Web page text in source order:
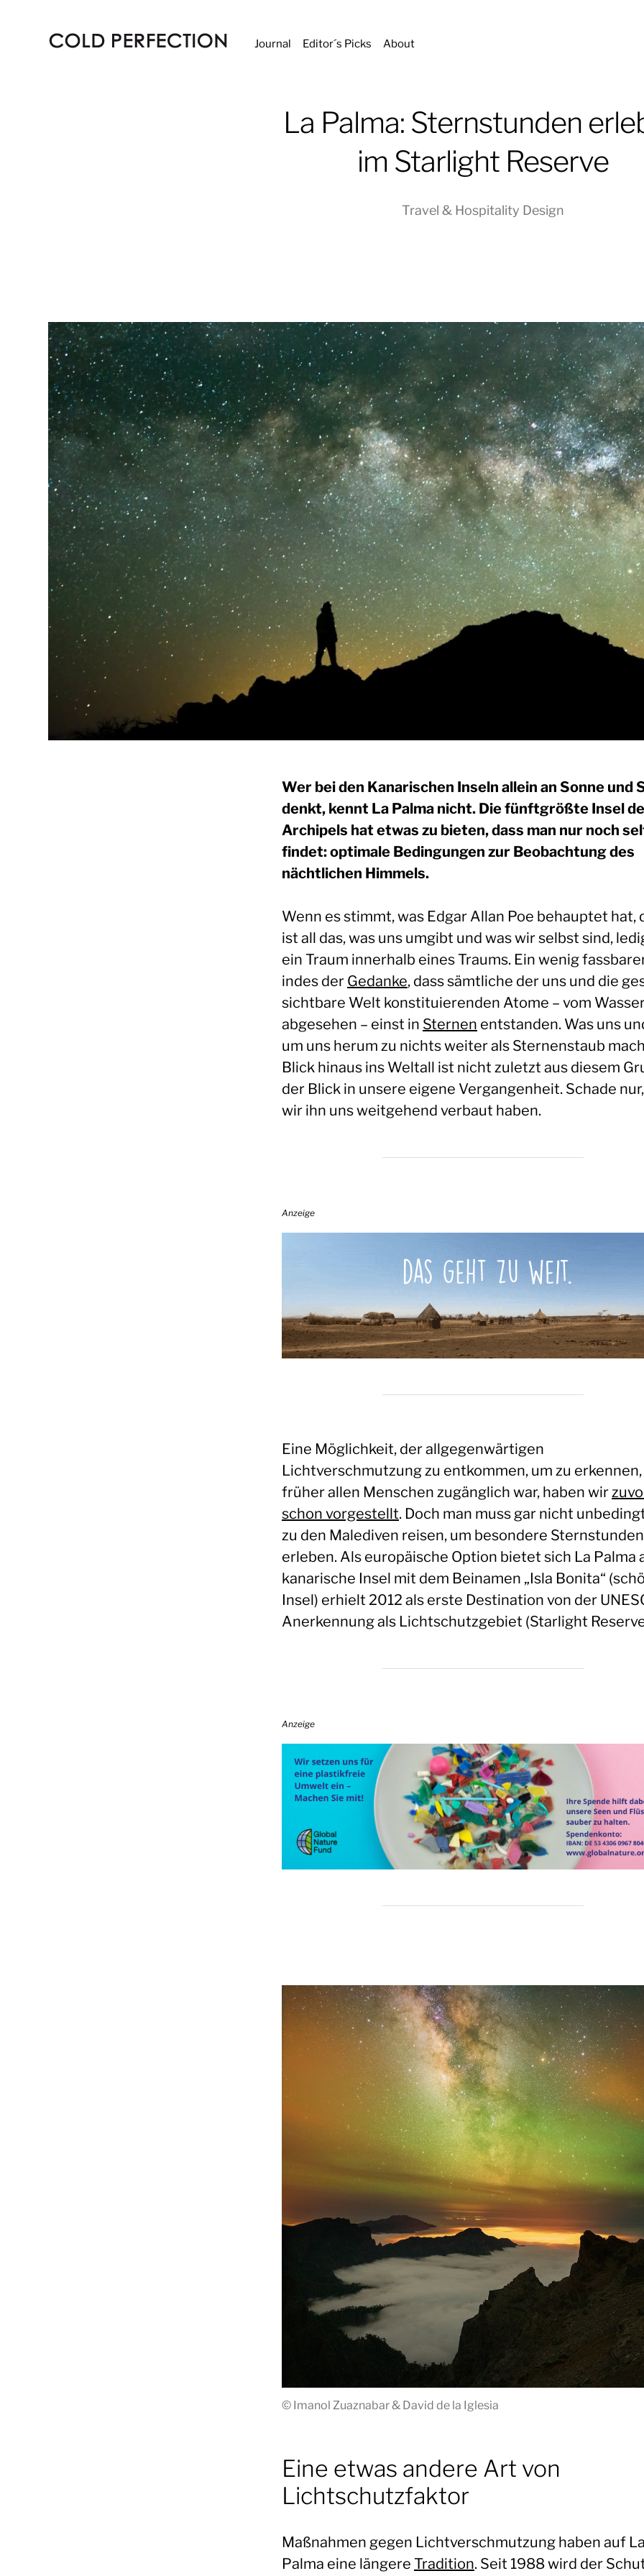
Journal Editor´s Picks About
La Palma: Sternstunden
im Starlight Reserve
Travel & Hospitality Design
Wer bei den Kanarischen Inseln allein an Sonne und
denkt, kennt La Palma nicht. Die fünftgrößte Insel
Archipels hat etwas zu bieten, dass man nur noch
findet: optimale Bedingungen zur Beobachtung des
nächtlichen Himmels.
Wenn es stimmt, was Edgar Allan Poe behauptet hat,
ist all das, was uns umgibt und was wir selbst sind,
ein Traum innerhalb eines Traums. Ein wenig
indes der Gedanke, dass sämtliche der uns und die
sichtbare Welt konstituierenden Atome – vom
abgesehen – einst in Sternen entstanden. Was uns
um uns herum zu nichts weiter als Sternenstaub
Blick hinaus ins Weltall ist nicht zuletzt aus diesem
der Blick in unsere eigene Vergangenheit. Schade
wir ihn uns weitgehend verbaut haben.
Anzeige
Eine Möglichkeit, der allgegenwärtigen
Lichtverschmutzung zu entkommen, um zu erkennen,
früher allen Menschen zugänglich war, haben wir
schon vorgestellt. Doch man muss gar nicht
zu den Malediven reisen, um besondere
erleben. Als europäische Option bietet sich La Palma
kanarische Insel mit dem Beinamen „Isla Bonita“
Insel) erhielt 2012 als erste Destination von der
Anerkennung als Lichtschutzgebiet (Starlight
Anzeige
© Imanol Zuaznabar & David de la Iglesia
Eine etwas andere Art von
Lichtschutzfaktor
Maßnahmen gegen Lichtverschmutzung haben auf
Palma eine längere Tradition. Seit 1988 wird der